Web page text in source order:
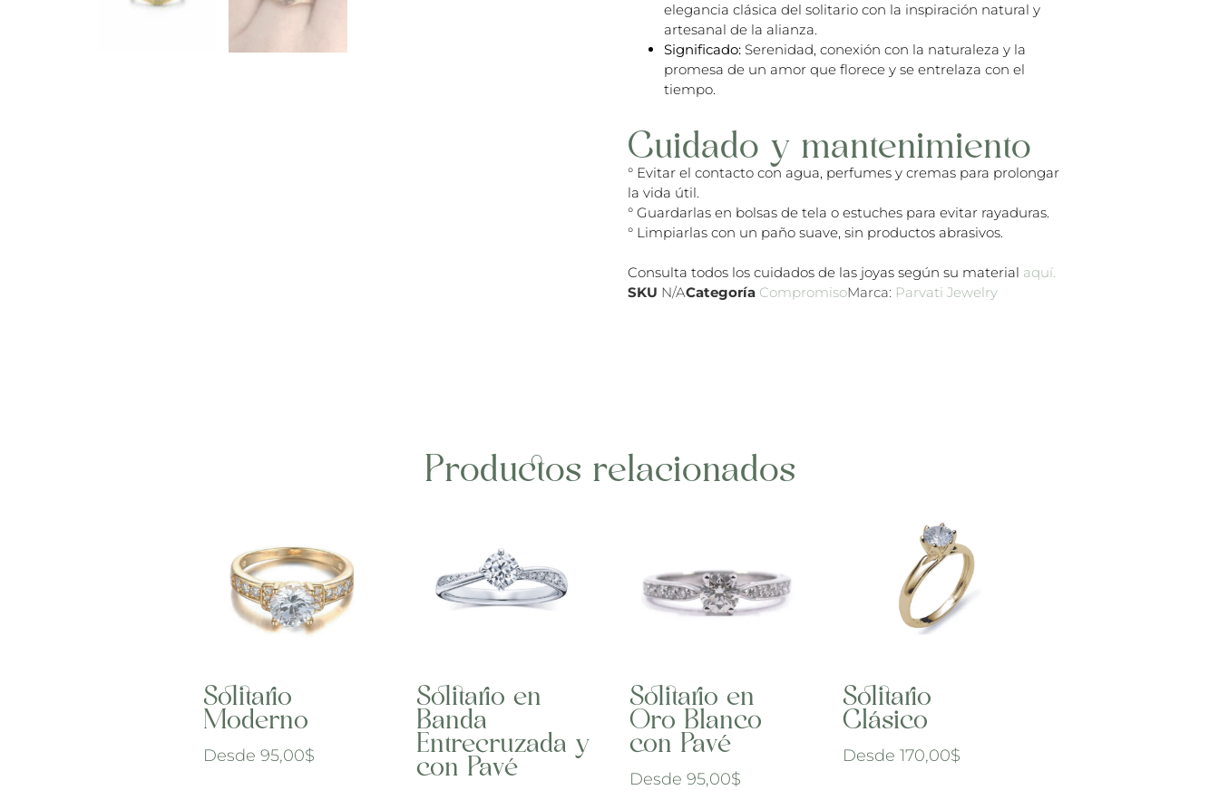
elegancia clásica del solitario con la inspiración natural y
artesanal de la alianza.
Significado: Serenidad, conexión con la naturaleza y la
promesa de un amor que florece y se entrelaza con el
tiempo.
Cuidado y mantenimiento
° Evitar el contacto con agua, perfumes y cremas para prolongar
la vida útil.
° Guardarlas en bolsas de tela o estuches para evitar rayaduras.
° Limpiarlas con un paño suave, sin productos abrasivos.
Consulta todos los cuidados de las joyas según su material aquí.
SKU N/ACategoría CompromisoMarca: Parvati Jewelry
Productos relacionados
Solitario
Moderno
Desde 95,00$
Solitario en
Banda
Entrecruzada y
con Pavé
Solitario en
Oro Blanco
con Pavé
Desde 95,00$
Solitario
Clásico
Desde170,00$